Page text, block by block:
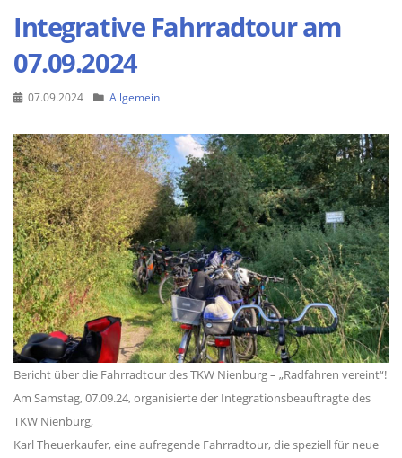
Integrative Fahrradtour am
07.09.2024
07.09.2024 Allgemein
Bericht über die Fahrradtour des TKW Nienburg – „Radfahren vereint“!
Am Samstag, 07.09.24, organisierte der Integrationsbeauftragte des
TKW Nienburg,
Karl Theuerkaufer, eine aufregende Fahrradtour, die speziell für neue